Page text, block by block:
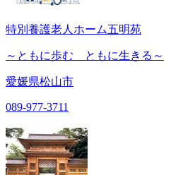
特別養護老人ホーム五明苑
～ともに歩む ともに生きる～
愛媛県松山市
089-977-3711